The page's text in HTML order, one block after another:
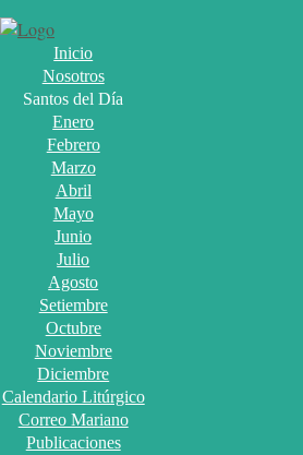
Inicio
Nosotros
Santos del Día
Enero
Febrero
Marzo
Abril
Mayo
Junio
Julio
Agosto
Setiembre
Octubre
Noviembre
Diciembre
Calendario Litúrgico
Correo Mariano
Publicaciones